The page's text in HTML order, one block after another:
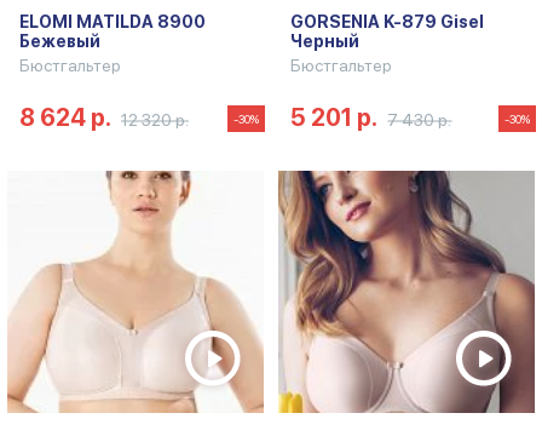
ELOMI MATILDA 8900
Бежевый
Бюстгальтер
8 624 р. 12 320 р. -30%
GORSENIA K-879 Gisel
Черный
Бюстгальтер
5 201 р. 7 430 р. -30%